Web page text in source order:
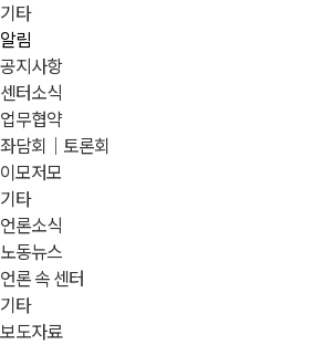
기타
알림
공지사항
센터소식
업무협약
좌담회｜토론회
이모저모
기타
언론소식
노동뉴스
언론 속 센터
기타
보도자료